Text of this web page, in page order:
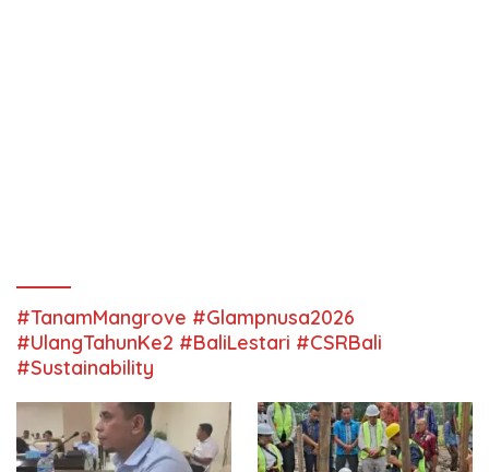
#TanamMangrove #Glampnusa2026
#UlangTahunKe2 #BaliLestari #CSRBali
#Sustainability